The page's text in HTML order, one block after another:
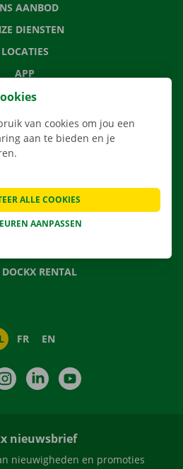
AANBOD
DIENSTEN
LOCATIES
APP
NIEUWS
DOCKX RENTAL
FR EN
InstagramLinkedIn
nieuwsbrief
nieuwigheden en promoties
van cookies om jou een
aan te bieden en je
AANPASSEN
ALLE COOKIES